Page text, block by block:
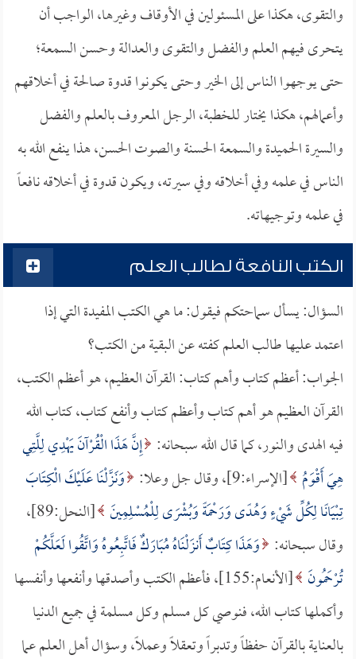
والتقوى، هكذا على المسئولين في الأوقاف وغيرها، الواجب أن
يتحرى فيهم العلم والفضل والتقوى والعدالة وحسن السمعة؛
حتى يوجهوا الناس إلى الخير وحتى يكونوا قدوة صالحة في أخلاقهم
وأعمالهم، هكذا يختار للخطبة، الرجل المعروف بالعلم والفضل
والسيرة الحميدة والسمعة الحسنة والصوت الحسن، هذا ينفع الله به
الناس في علمه وفي أخلاقه وفي سيرته، ويكون قدوة في أخلاقه نافعاً
في علمه وتوجيهاته.
الكتب النافعة لطالب العلم
السؤال: يسأل سماحتكم فيقول: ما هي الكتب المفيدة التي إذا
اعتمد عليها طالب العلم كفته عن البقية من الكتب؟
الجواب: أعظم كتاب وأهم كتاب: القرآن العظيم، هو أعظم الكتب،
القرآن العظيم هو أهم كتاب وأعظم كتاب وأنفع كتاب، كتاب الله
فيه الهدى والنور، كما قال الله سبحانه: إِنَّ هَذَا الْقُرْآنَ يَهْدِي لِلَّتِي
هِيَ أَقْوَمُ [الإسراء:9]، وقال جل وعلا:
وَنَزَّلْنَا عَلَيْكَ الْكِتَابَ
تِبْيَانًا لِكُلِّ شَيْءٍ وَهُدًى وَرَحْمَةً وَبُشْرَى لِلْمُسْلِمِينَ
[النحل:89]،
وقال سبحانه: وَهَذَا كِتَابٌ أَنزَلْنَاهُ مُبَارَكٌ فَاتَّبِعُوهُ وَاتَّقُوا لَعَلَّكُمْ
تُرْحَمُونَ
[الأنعام:155]، فأعظم الكتب وأصدقها وأنفعها وأنفسها
وأكملها كتاب الله، فنوصي كل مسلم وكل مسلمة في جميع الدنيا
بالعناية بالقرآن حفظاً وتدبراً وتعقلاً وعملاً، وسؤال أهل العلم عما